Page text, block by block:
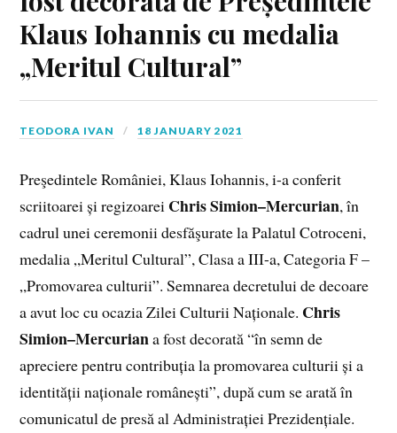
Klaus Iohannis cu medalia
„Meritul Cultural”
TEODORA IVAN 18 JANUARY 2021
Preşedintele României, Klaus Iohannis, i-a conferit
scriitoarei și regizoarei Chris Simion–Mercurian, în
cadrul unei ceremonii desfăşurate la Palatul Cotroceni,
medalia „Meritul Cultural”, Clasa a III-a, Categoria F –
„Promovarea culturii”. Semnarea decretului de decoare
a avut loc cu ocazia Zilei Culturii Naționale. Chris
Simion–Mercuriana fost decorată “în semn de
apreciere pentru contribuția la promovarea culturii și a
identității naționale românești”, după cum se arată în
comunicatul de presă al Administrației Prezidențiale.